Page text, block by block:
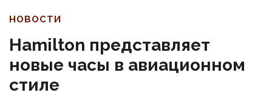
НОВОСТИ
Hamilton представляет
новые часы в авиационном
стиле